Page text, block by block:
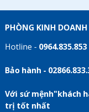
PHÒNG KINH DOANH
Hotline - 0964.835.853
Bảo hành -
Với sứ mệnh"khách
trị tốt nhất